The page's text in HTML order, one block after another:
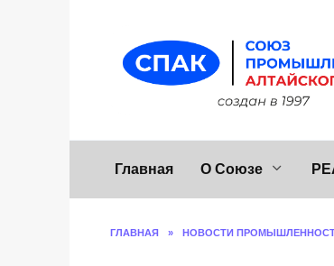
Главная О Союзе
ГЛАВНАЯ » НОВОСТИ